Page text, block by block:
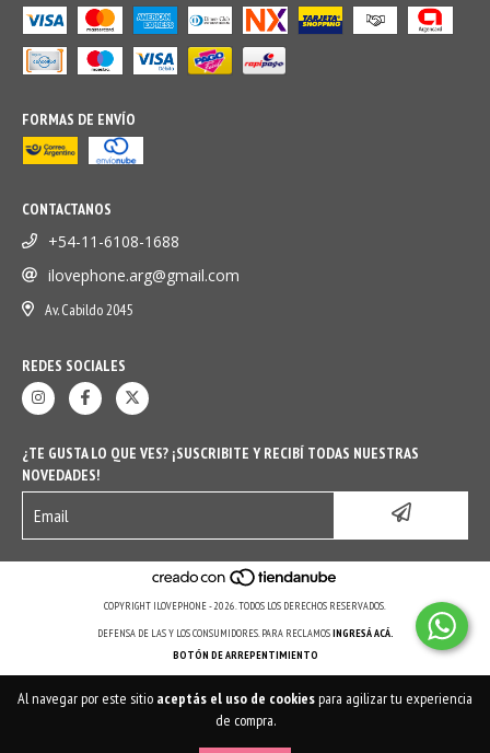
Al navegar por este sitio aceptás el uso de cookiespara agilizar tu experiencia
de compra.
FORMAS DE ENVÍO
CONTACTANOS
+54-11-6108-1688
ilovephone.arg@gmail.com
Av. Cabildo 2045
REDES SOCIALES
¿TE GUSTA LO QUE VES? ¡SUSCRIBITE Y RECIBÍ TODAS NUESTRAS
NOVEDADES!
COPYRIGHT ILOVEPHONE - 2026. TODOS LOS DERECHOS RESERVADOS.
DEFENSA DE LAS Y LOS CONSUMIDORES. PARA RECLAMOSINGRESÁ ACÁ.
BOTÓN DE ARREPENTIMIENTO